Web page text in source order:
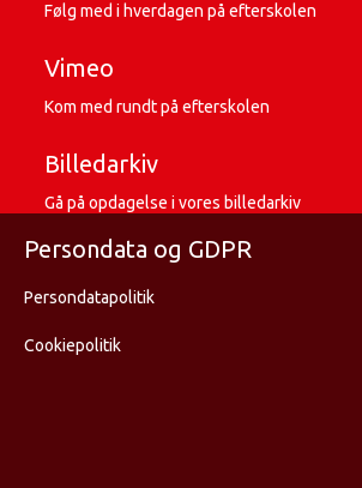
Følg med i hverdagen på efterskolen
Vimeo
Kom med rundt på efterskolen
Billedarkiv
Gå på opdagelse i vores billedarkiv
Persondata og GDPR
Persondatapolitik
Cookiepolitik